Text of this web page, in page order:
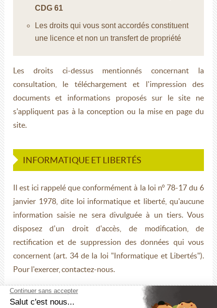
CDG 61
Les droits qui vous sont accordés constituent
une licence et non un transfert de propriété
Les droits ci-dessus mentionnés concernant la
consultation, le téléchargement et l'impression des
documents et informations proposés sur le site ne
s'appliquent pas à la conception ou la mise en page du
site.
INFORMATIQUE ET LIBERTÉS
Il est ici rappelé que conformément à la loi n° 78-17 du 6
janvier 1978, dite loi informatique et liberté, qu'aucune
information saisie ne sera divulguée à un tiers. Vous
disposez d'un droit d'accès, de modification, de
rectification et de suppression des données qui vous
concernent (art. 34 de la loi "Informatique et Libertés").
Pour l'exercer, contactez-nous.